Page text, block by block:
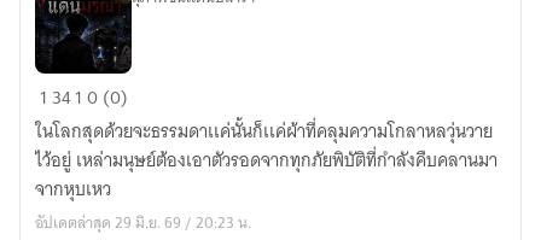
บท
กวี
เเด
นม
รณา
1 3410 (0)
ในโลกสุดด้วยจะธรรมดาเเค่นั้นก็เเค่ผ้าที่คลุมความโกลาหลวุ่นวาย
ไว้อยู่ เหล่ามนุษย์ต้องเอาตัวรอดจากทุกภัยพิบัติที่กำลังคืบคลานมา
จากหุบเหว
อัปเดตล่าสุด 29 มิ.ย. 69 / 20:23 น.